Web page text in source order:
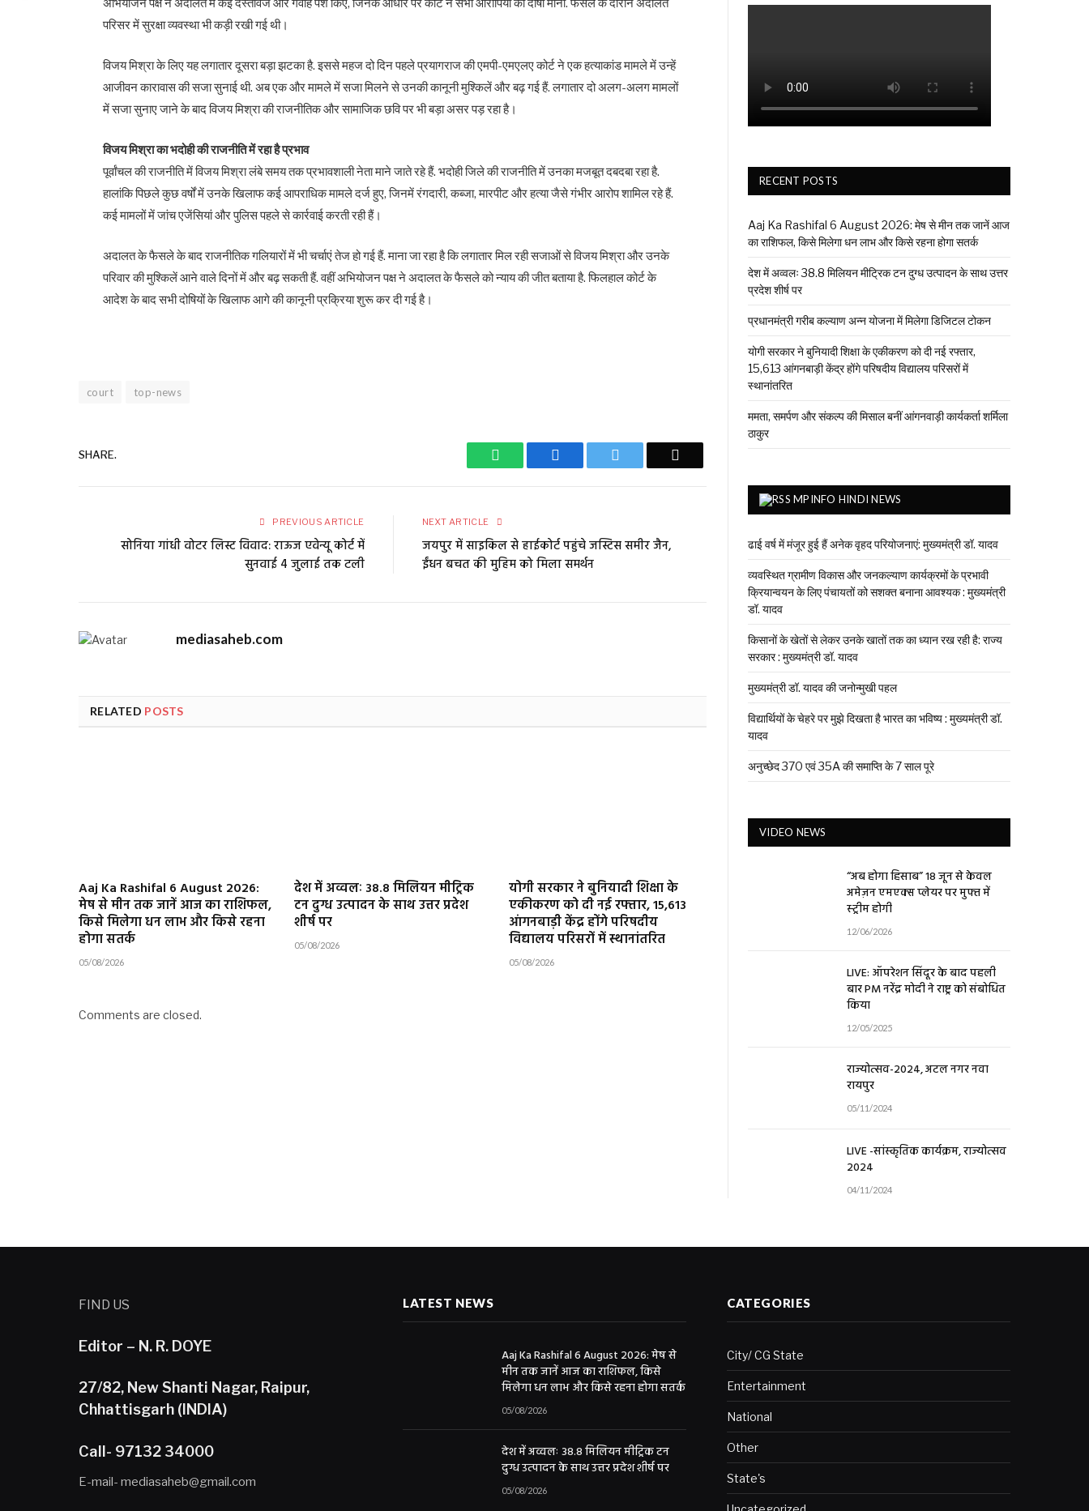
अभियोजन पक्ष ने अदालत में कई दस्तावेज और गवाह पेश किए, जिनके आधार पर कोर्ट ने सभी आरोपियों को दोषी माना. फैसले के दौरान अदालत
परिसर में सुरक्षा व्यवस्था भी कड़ी रखी गई थी।
विजय मिश्रा के लिए यह लगातार दूसरा बड़ा झटका है. इससे महज दो दिन पहले प्रयागराज की एमपी-एमएलए कोर्ट ने एक हत्याकांड मामले में उन्हें
आजीवन कारावास की सजा सुनाई थी. अब एक और मामले में सजा मिलने से उनकी कानूनी मुश्किलें और बढ़ गई हैं. लगातार दो अलग-अलग मामलों
में सजा सुनाए जाने के बाद विजय मिश्रा की राजनीतिक और सामाजिक छवि पर भी बड़ा असर पड़ रहा है।
विजय मिश्रा का भदोही की राजनीति में रहा है प्रभाव
पूर्वांचल की राजनीति में विजय मिश्रा लंबे समय तक प्रभावशाली नेता माने जाते रहे हैं. भदोही जिले की राजनीति में उनका मजबूत दबदबा रहा है.
हालांकि पिछले कुछ वर्षों में उनके खिलाफ कई आपराधिक मामले दर्ज हुए, जिनमें रंगदारी, कब्जा, मारपीट और हत्या जैसे गंभीर आरोप शामिल रहे हैं.
कई मामलों में जांच एजेंसियां और पुलिस पहले से कार्रवाई करती रही हैं।
अदालत के फैसले के बाद राजनीतिक गलियारों में भी चर्चाएं तेज हो गई हैं. माना जा रहा है कि लगातार मिल रही सजाओं से विजय मिश्रा और उनके
परिवार की मुश्किलें आने वाले दिनों में और बढ़ सकती हैं. वहीं अभियोजन पक्ष ने अदालत के फैसले को न्याय की जीत बताया है. फिलहाल कोर्ट के
आदेश के बाद सभी दोषियों के खिलाफ आगे की कानूनी प्रक्रिया शुरू कर दी गई है।
court top-news
SHARE. WhatsApp Facebook
PREVIOUS ARTICLE
सोनिया गांधी वोटर लिस्ट विवाद: राऊज एवेन्यू कोर्ट में
सुनवाई 4 जुलाई तक टली
NEXT ARTICLE
जयपुर में साइकिल से हाईकोर्ट पहुंचे जस्टिस समीर जैन,
ईंधन बचत की मुहिम को मिला समर्थन
mediasaheb.com
RELATED POSTS
Aaj Ka Rashifal 6 August 2026:
मेष से मीन तक जानें आज का राशिफल,
किसे मिलेगा धन लाभ और किसे रहना
होगा सतर्क
05/08/2026
देश में अव्वलः 38.8 मिलियन मीट्रिक
टन दुग्ध उत्पादन के साथ उत्तर प्रदेश
शीर्ष पर
05/08/2026
योगी सरकार ने बुनियादी शिक्षा के
एकीकरण को दी नई रफ्तार, 15,613
आंगनबाड़ी केंद्र होंगे परिषदीय
विद्यालय परिसरों में स्थानांतरित
05/08/2026
Comments are closed.
RECENT POSTS
Aaj Ka Rashifal 6 August 2026: मेष से मीन तक जानें आज
का राशिफल, किसे मिलेगा धन लाभ और किसे रहना होगा सतर्क
देश में अव्वलः 38.8 मिलियन मीट्रिक टन दुग्ध उत्पादन के साथ उत्तर
प्रदेश शीर्ष पर
प्रधानमंत्री गरीब कल्याण अन्न योजना में मिलेगा डिजिटल टोकन
योगी सरकार ने बुनियादी शिक्षा के एकीकरण को दी नई रफ्तार,
15,613 आंगनबाड़ी केंद्र होंगे परिषदीय विद्यालय परिसरों में
स्थानांतरित
ममता, समर्पण और संकल्प की मिसाल बनीं आंगनवाड़ी कार्यकर्ता शर्मिला
ठाकुर
MPINFO HINDI NEWS
ढाई वर्ष में मंजूर हुई हैं अनेक वृहद परियोजनाएं: मुख्यमंत्री डॉ. यादव
व्यवस्थित ग्रामीण विकास और जनकल्याण कार्यक्रमों के प्रभावी
क्रियान्वयन के लिए पंचायतों को सशक्त बनाना आवश्यक : मुख्यमंत्री
डॉ. यादव
किसानों के खेतों से लेकर उनके खातों तक का ध्यान रख रही है: राज्य
सरकार : मुख्यमंत्री डॉ. यादव
मुख्यमंत्री डॉ. यादव की जनोन्मुखी पहल
विद्यार्थियों के चेहरे पर मुझे दिखता है भारत का भविष्य : मुख्यमंत्री डॉ.
यादव
अनुच्छेद 370 एवं 35A की समाप्ति के 7 साल पूरे
VIDEO NEWS
“अब होगा हिसाब” 18 जून से केवल
अमेज़न एमएक्स प्लेयर पर मुफ्त में
स्ट्रीम होगी
12/06/2026
LIVE: ऑपरेशन सिंदूर के बाद पहली
बार PM नरेंद्र मोदी ने राष्ट्र को संबोधित
किया
12/05/2025
राज्योत्सव-2024, अटल नगर नवा
रायपुर
05/11/2024
LIVE -सांस्कृतिक कार्यक्रम, राज्योत्सव
2024
04/11/2024
FIND US
Editor – N. R. DOYE
27/82, New Shanti Nagar, Raipur,
Chhattisgarh (INDIA)
Call- 97132 34000
E-mail- mediasaheb@gmail.com
LATEST NEWS
Aaj Ka Rashifal 6 August 2026: मेष से
मीन तक जानें आज का राशिफल, किसे
मिलेगा धन लाभ और किसे रहना होगा सतर्क
05/08/2026
देश में अव्वलः 38.8 मिलियन मीट्रिक टन
दुग्ध उत्पादन के साथ उत्तर प्रदेश शीर्ष पर
05/08/2026
CATEGORIES
City/ CG State
Entertainment
National
Other
State's